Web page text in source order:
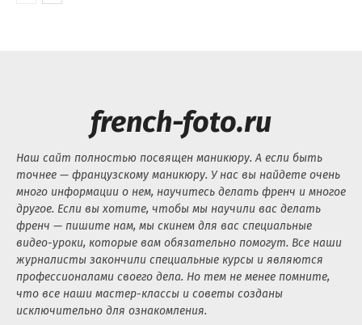
french-foto.ru
Наш сайт полностью посвящен маникюру. А если быть
точнее — французскому маникюру. У нас вы найдете очень
много информации о нем, научитесь делать френч и многое
другое. Если вы хотите, чтобы мы научили вас делать
френч — пишите нам, мы скинем для вас специальные
видео-уроки, которые вам обязательно помогут. Все наши
журналисты закончили специальные курсы и являются
профессионалами своего дела. Но тем не менее помните,
что все наши мастер-классы и советы созданы
исключительно для ознакомления.